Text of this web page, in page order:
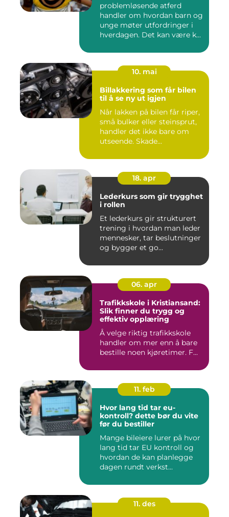
problemløsende atferd
handler om hvordan barn og
unge møter utfordringer i
hverdagen. Det kan være k...
10. mai
Billakkering som får bilen
til å se ny ut igjen
Når lakken på bilen får riper,
små bulker eller steinsprut,
handler det ikke bare om
utseende. Skade...
18. apr
Lederkurs som gir trygghet
i rollen
Et lederkurs gir strukturert
trening i hvordan man leder
mennesker, tar beslutninger
og bygger et go...
06. apr
Trafikkskole i Kristiansand:
Slik finner du trygg og
effektiv opplæring
Å velge riktig trafikkskole
handler om mer enn å bare
bestille noen kjøretimer. F...
11. feb
Hvor lang tid tar eu-
kontroll? dette bør du vite
før du bestiller
Mange bileiere lurer på hvor
lang tid tar EU kontroll og
hvordan de kan planlegge
dagen rundt verkst...
11. des